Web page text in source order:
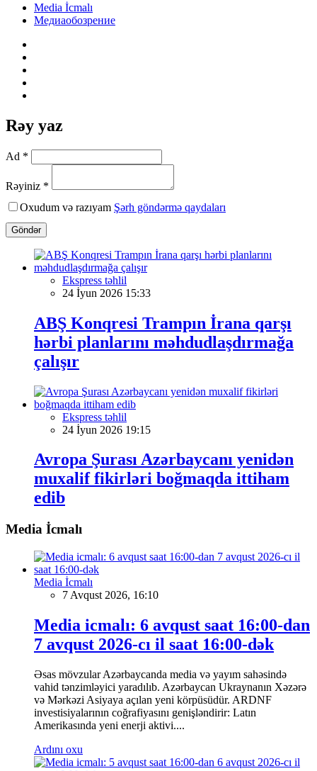
Media İcmalı
Медиаобозрение
Rəy yaz
Ad *
Rəyiniz *
Oxudum və razıyam Şərh göndərmə qaydaları
Göndər
Ekspress təhlil
24 İyun 2026 15:33
ABŞ Konqresi Trampın İrana qarşı
hərbi planlarını məhdudlaşdırmağa
çalışır
Ekspress təhlil
24 İyun 2026 19:15
Avropa Şurası Azərbaycanı yenidən
muxalif fikirləri boğmaqda ittiham
edib
Media İcmalı
Media İcmalı
7 Avqust 2026, 16:10
Media icmalı: 6 avqust saat 16:00-dan
7 avqust 2026-cı il saat 16:00-dək
Əsas mövzular Azərbaycanda media və yayım sahəsində
vahid tənzimləyici yaradılıb. Azərbaycan Ukraynanın Xəzərə
və Mərkəzi Asiyaya açılan yeni körpüsüdür. ARDNF
investisiyalarının coğrafiyasını genişləndirir: Latın
Amerikasında yeni enerji aktivi....
Ardını oxu